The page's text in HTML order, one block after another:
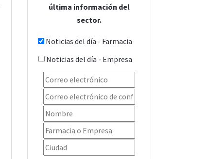
última información del
sector.
Noticias del día - Farmacia
Noticias del día - Empresa